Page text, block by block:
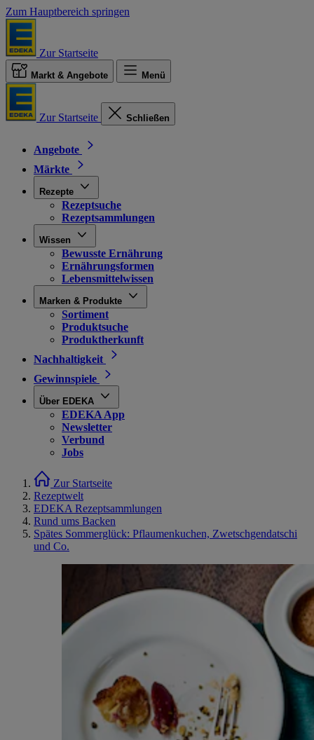
Zum Hauptbereich springen
Zur Startseite
Markt & Angebote Menü
Zur Startseite Schließen
Angebote
Märkte
Rezepte
Rezeptsuche
Rezeptsammlungen
Wissen
Bewusste Ernährung
Ernährungsformen
Lebensmittelwissen
Marken & Produkte
Sortiment
Produktsuche
Produktherkunft
Nachhaltigkeit
Gewinnspiele
Über EDEKA
EDEKA App
Newsletter
Verbund
Jobs
Zur Startseite
Rezeptwelt
EDEKA Rezeptsammlungen
Rund ums Backen
Spätes Sommerglück: Pflaumenkuchen, Zwetschgendatschi
und Co.